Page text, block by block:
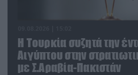
Η Τουρκία συζητά την
Αιγύπτου στην
με Σ.Αραβία-Πακιστάν